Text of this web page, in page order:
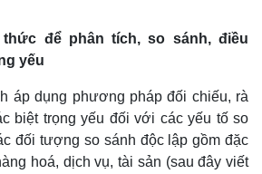
để phân tích, so sánh, điều
yếu
áp dụng phương pháp đối chiếu, rà
biệt trọng yếu đối với các yếu tố so
đối tượng so sánh độc lập gồm đặc
hoá, dịch vụ, tài sản (sau đây viết